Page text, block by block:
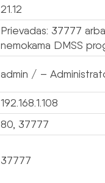
21.12
Prievadas: 37777
nemokama DMSS
admin / –
192.168.1.108
80, 37777
37777